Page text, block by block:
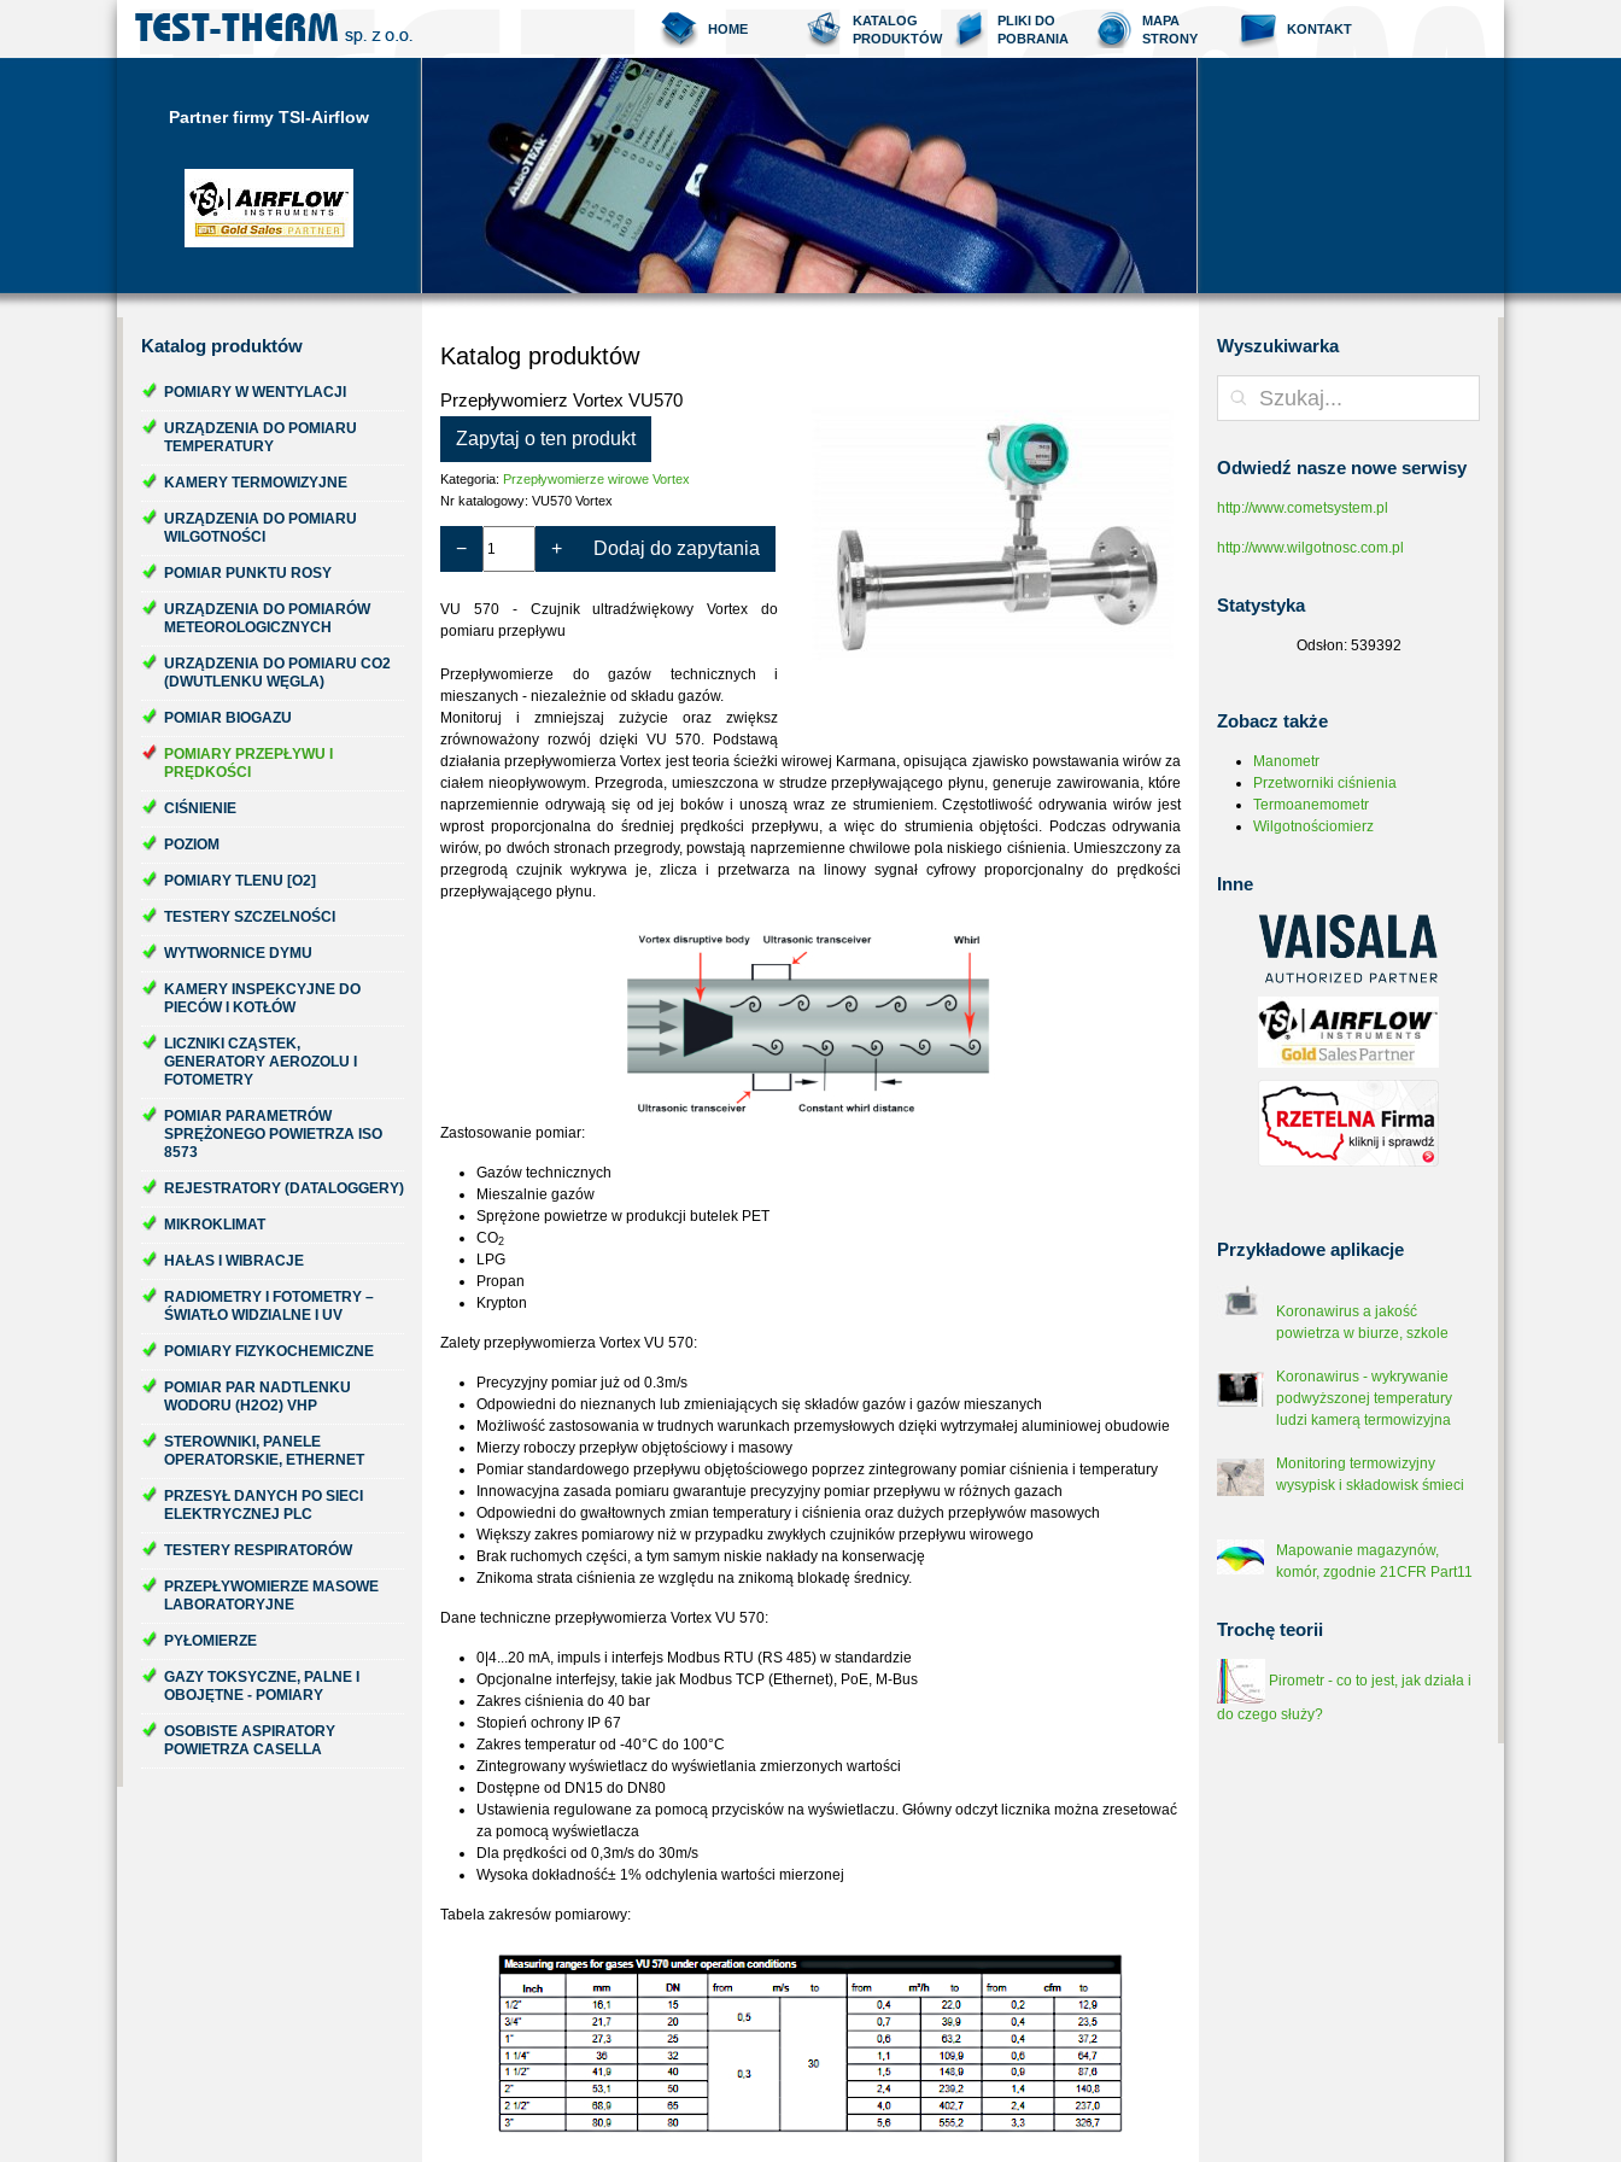
HOME
KATALOG
PRODUKTÓW
PLIKI DO
POBRANIA
MAPA
STRONY
KONTAKT
Partner firmy TSI-Airflow
Katalog produktów
Przepływomierz Vortex VU570
Zapytaj o ten produkt
Kategoria: Przepływomierze wirowe Vortex
Nr katalogowy: VU570 Vortex
− + Dodaj do zapytania
VU 570 - Czujnik ultradźwiękowy Vortex do
pomiaru przepływu
Przepływomierze do gazów technicznych i
mieszanych - niezależnie od składu gazów.
Monitoruj i zmniejszaj zużycie oraz zwiększ
zrównoważony rozwój dzięki VU 570. Podstawą
działania przepływomierza Vortex jest teoria ścieżki wirowej Karmana, opisująca zjawisko powstawania wirów za
ciałem nieopływowym. Przegroda, umieszczona w strudze przepływającego płynu, generuje zawirowania, które
naprzemiennie odrywają się od jej boków i unoszą wraz ze strumieniem. Częstotliwość odrywania wirów jest
wprost proporcjonalna do średniej prędkości przepływu, a więc do strumienia objętości. Podczas odrywania
wirów, po dwóch stronach przegrody, powstają naprzemienne chwilowe pola niskiego ciśnienia. Umieszczony za
przegrodą czujnik wykrywa je, zlicza i przetwarza na linowy sygnał cyfrowy proporcjonalny do prędkości
przepływającego płynu.
Zastosowanie pomiar:
Gazów technicznych
Mieszalnie gazów
Sprężone powietrze w produkcji butelek PET
CO2
LPG
Propan
Krypton
Zalety przepływomierza Vortex VU 570:
Precyzyjny pomiar już od 0.3m/s
Odpowiedni do nieznanych lub zmieniających się składów gazów i gazów mieszanych
Możliwość zastosowania w trudnych warunkach przemysłowych dzięki wytrzymałej aluminiowej obudowie
Mierzy roboczy przepływ objętościowy i masowy
Pomiar standardowego przepływu objętościowego poprzez zintegrowany pomiar ciśnienia i temperatury
Innowacyjna zasada pomiaru gwarantuje precyzyjny pomiar przepływu w różnych gazach
Odpowiedni do gwałtownych zmian temperatury i ciśnienia oraz dużych przepływów masowych
Większy zakres pomiarowy niż w przypadku zwykłych czujników przepływu wirowego
Brak ruchomych części, a tym samym niskie nakłady na konserwację
Znikoma strata ciśnienia ze względu na znikomą blokadę średnicy.
Dane techniczne przepływomierza Vortex VU 570:
0|4...20 mA, impuls i interfejs Modbus RTU (RS 485) w standardzie
Opcjonalne interfejsy, takie jak Modbus TCP (Ethernet), PoE, M-Bus
Zakres ciśnienia do 40 bar
Stopień ochrony IP 67
Zakres temperatur od -40°C do 100°C
Zintegrowany wyświetlacz do wyświetlania zmierzonych wartości
Dostępne od DN15 do DN80
Ustawienia regulowane za pomocą przycisków na wyświetlaczu. Główny odczyt licznika można zresetować
za pomocą wyświetlacza
Dla prędkości od 0,3m/s do 30m/s
Wysoka dokładność± 1% odchylenia wartości mierzonej
Tabela zakresów pomiarowy:
Katalog produktów
POMIARY W WENTYLACJI
URZĄDZENIA DO POMIARU
TEMPERATURY
KAMERY TERMOWIZYJNE
URZĄDZENIA DO POMIARU
WILGOTNOŚCI
POMIAR PUNKTU ROSY
URZĄDZENIA DO POMIARÓW
METEOROLOGICZNYCH
URZĄDZENIA DO POMIARU CO2
(DWUTLENKU WĘGLA)
POMIAR BIOGAZU
POMIARY PRZEPŁYWU I
PRĘDKOŚCI
CIŚNIENIE
POZIOM
POMIARY TLENU [O2]
TESTERY SZCZELNOŚCI
WYTWORNICE DYMU
KAMERY INSPEKCYJNE DO
PIECÓW I KOTŁÓW
LICZNIKI CZĄSTEK,
GENERATORY AEROZOLU I
FOTOMETRY
POMIAR PARAMETRÓW
SPRĘŻONEGO POWIETRZA ISO
8573
REJESTRATORY (DATALOGGERY)
MIKROKLIMAT
HAŁAS I WIBRACJE
RADIOMETRY I FOTOMETRY –
ŚWIATŁO WIDZIALNE I UV
POMIARY FIZYKOCHEMICZNE
POMIAR PAR NADTLENKU
WODORU (H2O2) VHP
STEROWNIKI, PANELE
OPERATORSKIE, ETHERNET
PRZESYŁ DANYCH PO SIECI
ELEKTRYCZNEJ PLC
TESTERY RESPIRATORÓW
PRZEPŁYWOMIERZE MASOWE
LABORATORYJNE
PYŁOMIERZE
GAZY TOKSYCZNE, PALNE I
OBOJĘTNE - POMIARY
OSOBISTE ASPIRATORY
POWIETRZA CASELLA
Wyszukiwarka
Odwiedź nasze nowe serwisy
http://www.cometsystem.pl
http://www.wilgotnosc.com.pl
Statystyka
Odsłon: 539392
Zobacz także
Manometr
Przetworniki ciśnienia
Termoanemometr
Wilgotnościomierz
Inne
Przykładowe aplikacje
Koronawirus a jakość
powietrza w biurze, szkole
Koronawirus - wykrywanie
podwyższonej temperatury
ludzi kamerą termowizyjna
Monitoring termowizyjny
wysypisk i składowisk śmieci
Mapowanie magazynów,
komór, zgodnie 21CFR Part11
Trochę teorii
Pirometr - co to jest, jak działa i
do czego służy?